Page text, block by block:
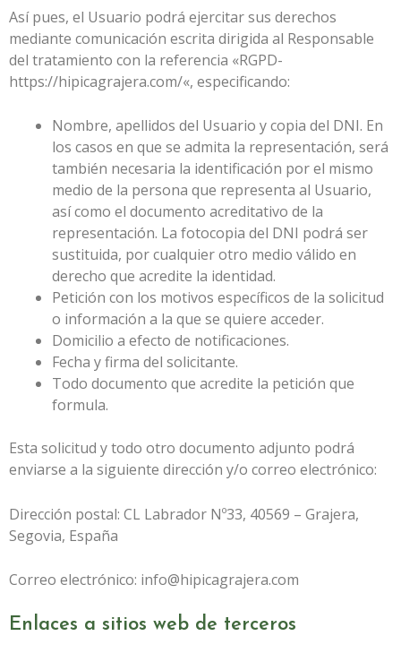
Así pues, el Usuario podrá ejercitar sus derechos
mediante comunicación escrita dirigida al Responsable
del tratamiento con la referencia «RGPD-
https://hipicagrajera.com/«, especificando:
Nombre, apellidos del Usuario y copia del DNI. En
los casos en que se admita la representación, será
también necesaria la identificación por el mismo
medio de la persona que representa al Usuario,
así como el documento acreditativo de la
representación. La fotocopia del DNI podrá ser
sustituida, por cualquier otro medio válido en
derecho que acredite la identidad.
Petición con los motivos específicos de la solicitud
o información a la que se quiere acceder.
Domicilio a efecto de notificaciones.
Fecha y firma del solicitante.
Todo documento que acredite la petición que
formula.
Esta solicitud y todo otro documento adjunto podrá
enviarse a la siguiente dirección y/o correo electrónico:
Dirección postal: CL Labrador Nº33, 40569 – Grajera,
Segovia, España
Correo electrónico: info@hipicagrajera.com
Enlaces a sitios web de terceros